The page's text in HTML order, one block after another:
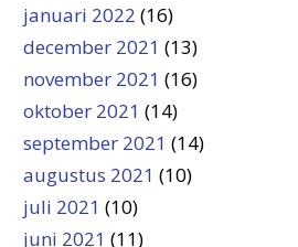
januari 2022 (16)
december 2021 (13)
november 2021 (16)
oktober 2021 (14)
september 2021 (14)
augustus 2021 (10)
juli 2021 (10)
juni 2021 (11)